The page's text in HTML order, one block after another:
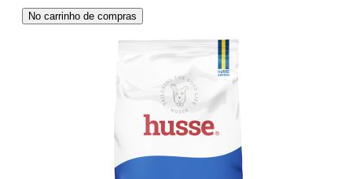
No carrinho de compras